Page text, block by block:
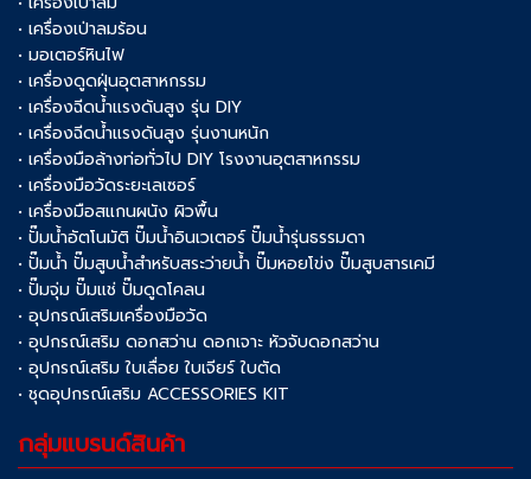
• เครื่องเป่าลมร้อน
• มอเตอร์หินไฟ
• เครื่องดูดฝุ่นอุตสาหกรรม
• เครื่องฉีดน้ำแรงดันสูง รุ่น DIY
• เครื่องฉีดน้ำแรงดันสูง รุ่นงานหนัก
• เครื่องมือล้างท่อทั่วไป DIY โรงงานอุตสาหกรรม
• เครื่องมือวัดระยะเลเซอร์
• เครื่องมือสแกนผนัง ผิวพื้น
• ปั๊มน้ำอัตโนมัติ ปั๊มน้ำอินเวเตอร์ ปั๊มน้ำรุ่นธรรมดา
• ปั๊มน้ำ ปั๊มสูบน้ำสำหรับสระว่ายน้ำ ปั๊มหอยโข่ง ปั๊มสูบสารเคมี
• ปั๊มจุ่ม ปั๊มแช่ ปั๊มดูดโคลน
• อุปกรณ์เสริมเครื่องมือวัด
• อุปกรณ์เสริม ดอกสว่าน ดอกเจาะ หัวจับดอกสว่าน
• อุปกรณ์เสริม ใบเลื่อย ใบเจียร์ ใบตัด
• ชุดอุปกรณ์เสริม ACCESSORIES KIT
กลุ่มแบรนด์สินค้า